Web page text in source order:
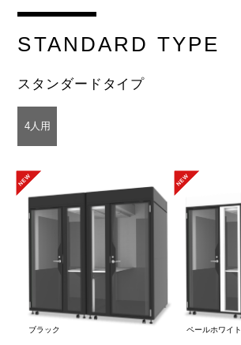
STANDARD TYPE
スタンダードタイプ
4人用
ブラック ペールホワイト